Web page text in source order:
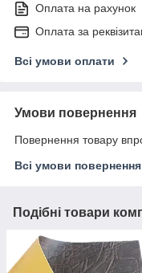
Оплата на рахунок
Оплата за
Всі умови оплати
Умови повернення
Повернення товару
Всі умови повернення
Подібні товари